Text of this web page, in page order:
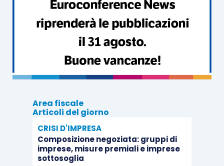
Area fiscale
Articoli del giorno
CRISI D'IMPRESA
Composizione negoziata: gruppi di
imprese, misure premiali e imprese
sottosoglia